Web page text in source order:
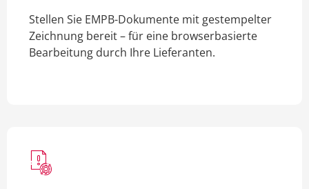
Stellen Sie EMPB-Dokumente mit gestempelter
Zeichnung bereit – für eine browserbasierte
Bearbeitung durch Ihre Lieferanten.